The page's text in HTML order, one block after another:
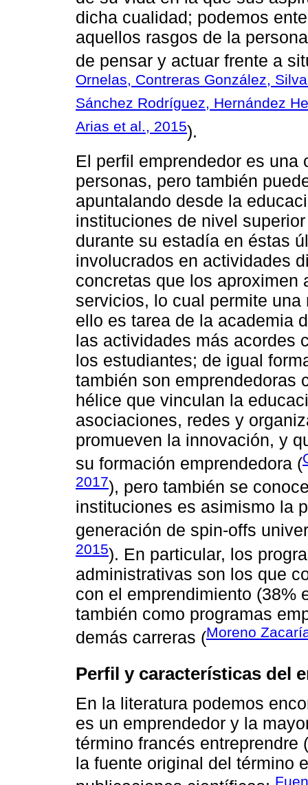
dicha cualidad; podemos
aquellos rasgos de la
de pensar y actuar frente a
Ornelas, Contreras González,
Sánchez Rodríguez, Hernández
Arias et al., 2015).
El perfil emprendedor es
personas, pero también
apuntalando desde la
instituciones de nivel
durante su estadía en éstas
involucrados en actividades
concretas que los aproximen
servicios, lo cual permite
ello es tarea de la academia
las actividades más acordes
los estudiantes; de igual
también son emprendedoras
hélice que vinculan la
asociaciones, redes y
promueven la innovación, y
su formación emprendedora (
2017), pero también se
instituciones es asimismo la
generación de spin-offs
2015). En particular, los
administrativas son los que
con el emprendimiento (38%
también como programas
demás carreras (Moreno
Perfil y características del
En la literatura podemos
es un emprendedor y la
término francés entreprendre
la fuente original del término